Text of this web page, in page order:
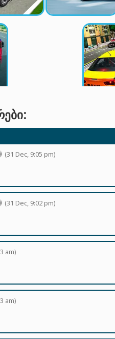
am)
am)
(31 Dec, 9:02 pm)
(31 Dec, 9:05 pm)